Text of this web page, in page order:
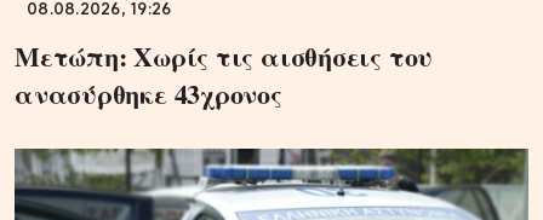
08.08.2026, 19:26
Μετώπη: Χωρίς τις αισθήσεις του
ανασύρθηκε 43χρονος